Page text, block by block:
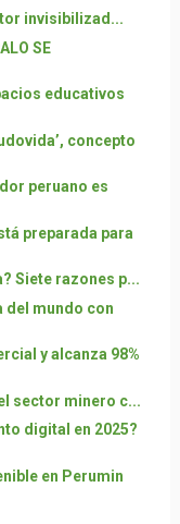
invisibilizad...
SE
educativos
concepto
peruano es
preparada para
Siete razones p...
del mundo con
y alcanza 98%
sector minero c...
digital en 2025?
en Perumin